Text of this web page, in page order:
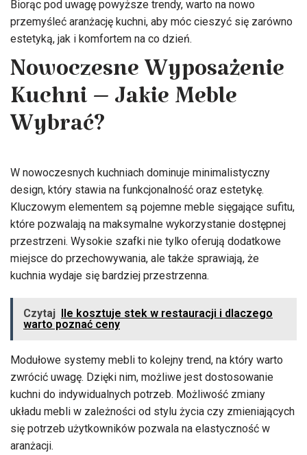
Biorąc pod uwagę powyższe trendy, warto na nowo
przemyśleć aranżację kuchni, aby móc cieszyć się zarówno
estetyką, jak i komfortem na co dzień.
Nowoczesne Wyposażenie
Kuchni – Jakie Meble
Wybrać?
W nowoczesnych kuchniach dominuje minimalistyczny
design, który stawia na funkcjonalność oraz estetykę.
Kluczowym elementem są pojemne meble sięgające sufitu,
które pozwalają na maksymalne wykorzystanie dostępnej
przestrzeni. Wysokie szafki nie tylko oferują dodatkowe
miejsce do przechowywania, ale także sprawiają, że
kuchnia wydaje się bardziej przestrzenna.
Czytaj Ile kosztuje stek w restauracji i dlaczego
warto poznać ceny
Modułowe systemy mebli to kolejny trend, na który warto
zwrócić uwagę. Dzięki nim, możliwe jest dostosowanie
kuchni do indywidualnych potrzeb. Możliwość zmiany
układu mebli w zależności od stylu życia czy zmieniających
się potrzeb użytkowników pozwala na elastyczność w
aranżacji.